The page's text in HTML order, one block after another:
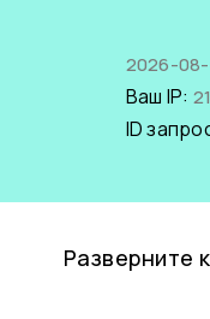
2026-08-
Ваш IP:
ID
Разверните